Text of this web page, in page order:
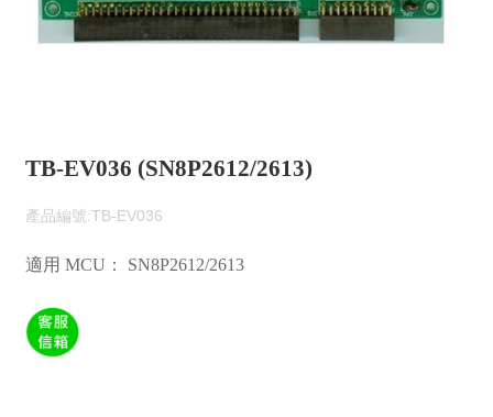
TB-EV036 (SN8P2612/2613)
產品編號:TB-EV036
適用 MCU： SN8P2612/2613